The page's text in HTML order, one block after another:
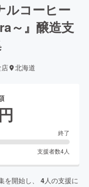
ルコーヒー
』醸造支
北海道
円
終了
支援者数4人
を開始し、 4人の支援に